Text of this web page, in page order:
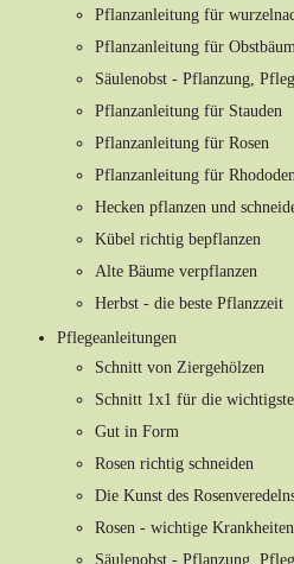
Pflanzanleitung für
Pflanzanleitung für
Säulenobst - Pflanzung,
Pflanzanleitung für Stauden
Pflanzanleitung für Rosen
Pflanzanleitung für
Hecken pflanzen und
Kübel richtig bepflanzen
Alte Bäume verpflanzen
Herbst - die beste Pflanzzeit
Pflegeanleitungen
Schnitt von Ziergehölzen
Schnitt 1x1 für die
Gut in Form
Rosen richtig schneiden
Die Kunst des
Rosen - wichtige
Säulenobst - Pflanzung,